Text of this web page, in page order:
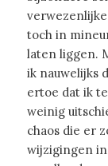
toch in
laten liggen.
ik nauwelijks
ertoe dat ik
weinig
chaos die er
wijzigingen